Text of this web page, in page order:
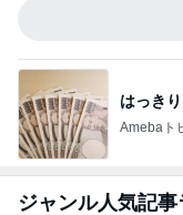
はっき
Amebaト
ジャンル人気記